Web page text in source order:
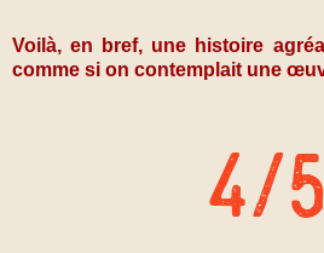
Voilà, en bref, une histoire
comme si on contemplait une